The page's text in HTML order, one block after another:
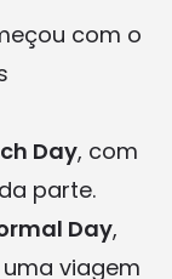
com o
Day, com
parte.
Day,
viagem